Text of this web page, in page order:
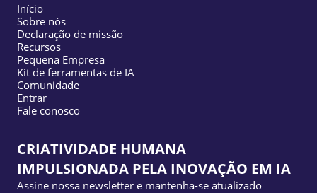
Início
Sobre nós
Declaração de missão
Recursos
Pequena Empresa
Kit de ferramentas de IA
Comunidade
Entrar
Fale conosco
CRIATIVIDADE HUMANA
IMPULSIONADA PELA INOVAÇÃO EM IA
Assine nossa newsletter e mantenha-se atualizado